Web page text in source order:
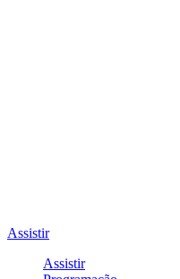
Assistir
Assistir